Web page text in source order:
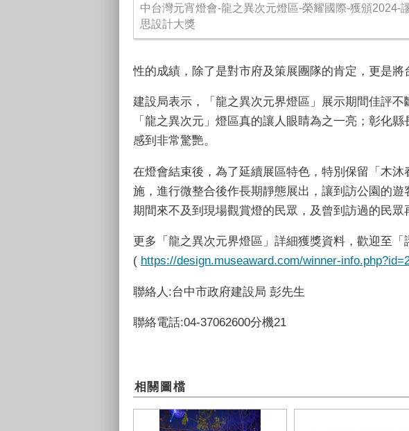
中台灣元宵燈會-龍之異次元燈區-榮耀國際-獲頒2024-
思設計大獎
性的成績，除了是對市府及策展團隊的肯定，更是將
建設局表示，「龍之異次元界燈區」展示期間佳評
「龍之異次元」燈區真的讓人眼睛為之一亮；彰化
感到非常驚艷。
在燈會結束後，為了延續展區特色，特別保留「木
施，進行微整合後作長期靜態展出，讓到訪公園的
期間來不及到現場觀賞燈的民眾，及曾到訪過的民
更多「龍之異次元界燈區」詳細獲獎資料，歡迎至「
( https://design.museaward.com/winner-
聯絡人:台中市政府建設局 彭先生
聯絡電話:04-37062600分機21
相關圖檔